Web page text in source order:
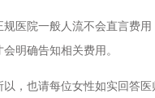
院一般人流不会直言费用
会明确告知相关费用。
也请每位女性如实回答医